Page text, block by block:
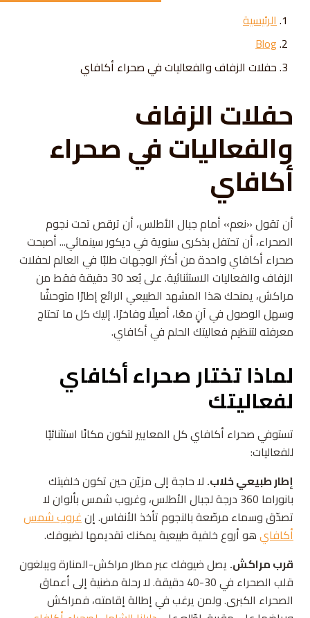
الرئيسية
Blog
حفلات الزفاف والفعاليات في صحراء أكافاي
حفلات الزفاف
والفعاليات في صحراء
أكافاي
أن تقول «نعم» أمام جبال الأطلس، أن ترقص تحت نجوم
الصحراء، أن تحتفل بذكرى سنوية في ديكور سينمائي... أصبحت
صحراء أكافاي واحدة من أكثر الوجهات طلبًا في العالم لحفلات
الزفاف والفعاليات الاستثنائية. على بُعد 30 دقيقة فقط من
مراكش، يمنحك هذا المشهد الطبيعي الرائع إطارًا متوحشًا
وسهل الوصول في آنٍ معًا، أصيلًا وفاخرًا. إليك كل ما تحتاج
معرفته لتنظيم فعاليتك الحلم في أكافاي.
لماذا تختار صحراء أكافاي
لفعاليتك
تستوفي صحراء أكافاي كل المعايير لتكون مكانًا استثنائيًا
للفعاليات:
إطار طبيعي خلاب. لا حاجة إلى مزيّن حين تكون خلفيتك
بانوراما 360 درجة لجبال الأطلس، وغروب شمس بألوان لا
تصدّق وسماء مرصّعة بالنجوم تأخذ الأنفاس. إنغروب شمس
أكافايهو أروع خلفية طبيعية يمكنك تقديمها لضيوفك.
قرب مراكش. يصل ضيوفك عبر مطار مراكش-المنارة ويبلغون
قلب الصحراء في 30-40 دقيقة. لا رحلة مضنية إلى أعماق
الصحراء الكبرى. ولمن يرغب في إطالة إقامته، فمراكش